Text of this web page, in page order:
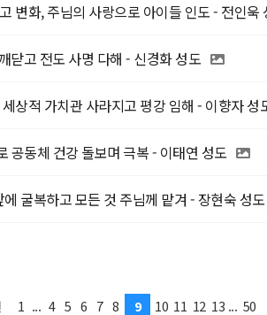
변화, 주님의 사랑으로 아이들 인도 - 전인욱
닫고 전도 사명 다해 - 신경화 성도
상적 가치관 사라지고 평강 임해 - 이향자 성
공동체 건강 돌보며 극복 - 이태연 성도
굴복하고 모든 것 주님께 맡겨 - 장현숙 성도
1 ... 4 5 6 7 8 9 10 11 12 13 ... 50